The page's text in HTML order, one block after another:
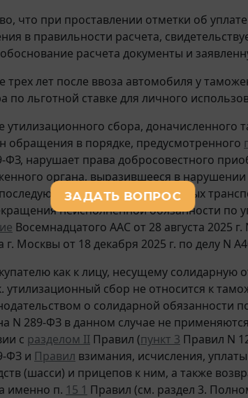
что при проставлении отметки об
в правильности расчета,
расчета документы и
трех лет после ввоза автомобиля у
по льготной ставке для личного
утилизационного сбора,
обращения в порядке, предусмотренного
ФЗ, нарушает права добросовестного
органа, выразившееся в
отчуждение ввезенных
неисполненной обязанности по
Восемнадцатого ААС от 28 августа 2025
Москвы от 18 декабря 2025 г. по делу N
как к лицу, несущему солидарную
утилизационный сбор не относится к
о солидарной обязанности
N 289-ФЗ в данном случае не
с разделом II Правил (пункт 3 Правил N
ФЗ и Правил взимания, исчисления,
(шасси) и прицепов к ним, а также
именно п. 15 1 Правил (см. раздел 3.